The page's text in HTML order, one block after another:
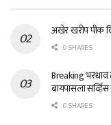
अखेर खरीप पीक
0 SHARES
Breaking भरधाव
बायपासला
0 SHARES